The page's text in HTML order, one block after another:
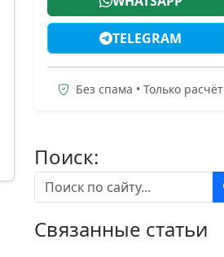
TELEGRAM
Без спама • Только расчёт
Поиск:
Связанные статьи